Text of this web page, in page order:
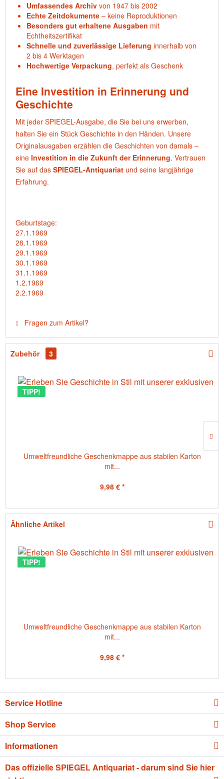
Umfassendes Archiv von 1947 bis 2002
Echte Zeitdokumente – keine Reproduktionen
Besonders gut erhaltene Ausgaben mit
Echtheitszertifikat
Schnelle und zuverlässige Lieferung innerhalb von
2 bis 4 Werktagen
Hochwertige Verpackung, perfekt als Geschenk
Eine Investition in Erinnerung und
Geschichte
Mit jeder SPIEGEL-Ausgabe, die Sie bei uns erwerben,
halten Sie ein Stück Geschichte in den Händen. Unsere
Originalausgaben erzählen die Geschichten von damals –
eine Investition in die Zukunft der Erinnerung. Vertrauen
Sie auf das SPIEGEL-Antiquariat und seine langjährige
Erfahrung.
Geburtstage:
27.1.1969
28.1.1969
29.1.1969
30.1.1969
31.1.1969
1.2.1969
2.2.1969
Fragen zum Artikel?
Zubehör 3
TIPP!
Umweltfreundliche Geschenkmappe aus stabilen Karton
mit...
9,98 € *
Ähnliche Artikel
TIPP!
Umweltfreundliche Geschenkmappe aus stabilen Karton
mit...
9,98 € *
Service Hotline
Shop Service
Informationen
Das offizielle SPIEGEL Antiquariat - darum sind Sie hier